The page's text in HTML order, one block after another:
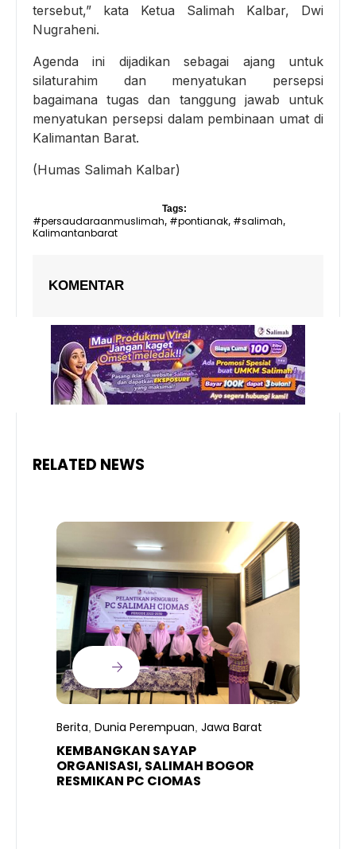
tersebut,” kata Ketua Salimah Kalbar, Dwi
Nugraheni.
Agenda ini dijadikan sebagai ajang untuk
silaturahim dan menyatukan persepsi
bagaimana tugas dan tanggung jawab untuk
menyatukan persepsi dalam pembinaan umat di
Kalimantan Barat.
(Humas Salimah Kalbar)
Tags:
#persaudaraanmuslimah, #pontianak, #salimah,
Kalimantanbarat
KOMENTAR
RELATED NEWS
Berita, Dunia Perempuan, Jawa Barat
KEMBANGKAN SAYAP
ORGANISASI, SALIMAH BOGOR
RESMIKAN PC CIOMAS